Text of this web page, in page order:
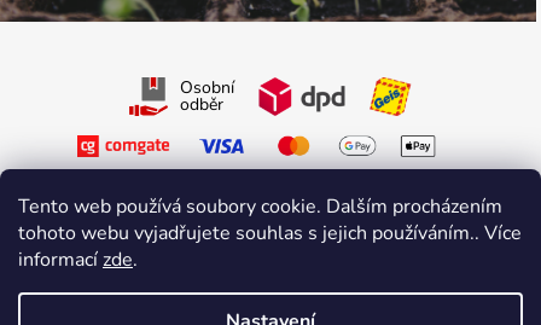
Tento web používá soubory cookie. Dalším procházením
tohoto webu vyjadřujete souhlas s jejich používáním.. Více
informacízde.
Osobní
odběr
Sledujte nás na Instagramu